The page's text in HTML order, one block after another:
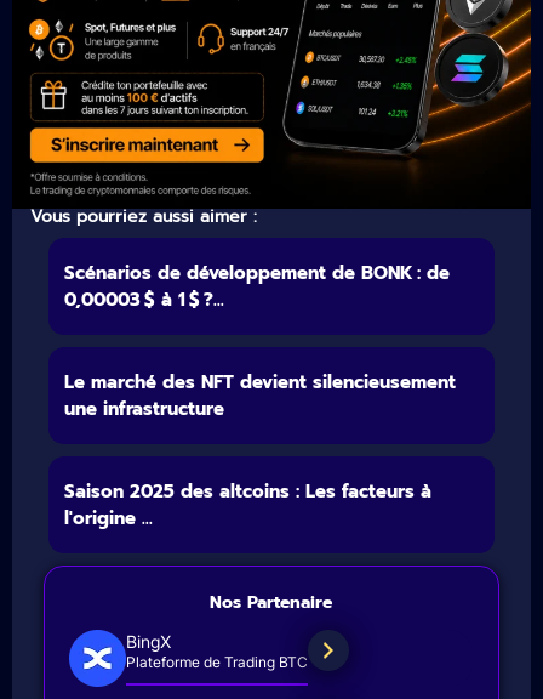
Vous pourriez aussi aimer :
Scénarios de développement de BONK : de
0,00003 $ à 1 $ ?...
Le marché des NFT devient silencieusement
une infrastructure
Saison 2025 des altcoins : Les facteurs à
l'origine ...
Nos Partenaire
BingX
Plateforme de Trading BTC